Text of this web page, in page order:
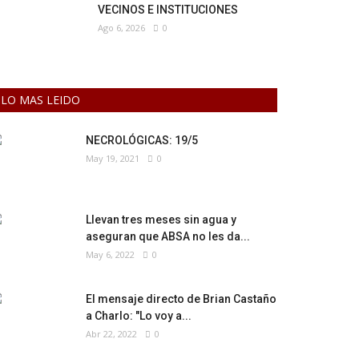
VECINOS E INSTITUCIONES
Ago 6, 2026 0
LO MAS LEIDO
NECROLÓGICAS: 19/5
May 19, 2021 0
Llevan tres meses sin agua y
aseguran que ABSA no les da...
May 6, 2022 0
El mensaje directo de Brian Castaño
a Charlo: "Lo voy a...
Abr 22, 2022 0